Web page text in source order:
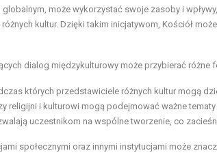
może wykorzystać swoje zasoby i
kultur. Dzięki takim inicjatywom, Kościół
dialog międzykulturowy może przybierać różne
których przedstawiciele różnych kultur mogą
religijni i kulturowi mogą podejmować ważne
uczestnikom na wspólne tworzenie, co
społecznymi oraz innymi instytucjami może